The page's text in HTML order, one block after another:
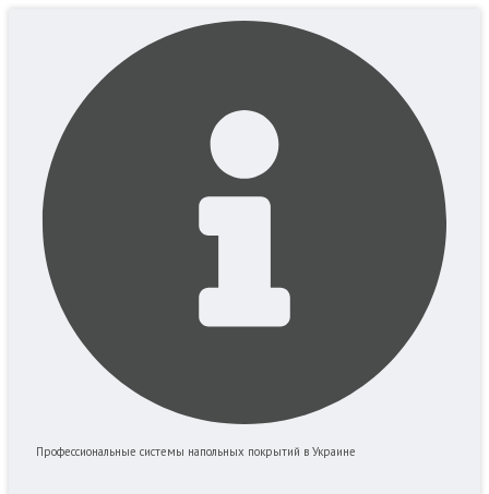
содержимому
Профессиональные системы напольных покрытий в Украине